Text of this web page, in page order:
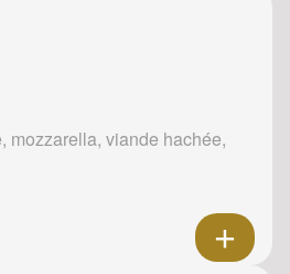
mozzarella, viande hachée,